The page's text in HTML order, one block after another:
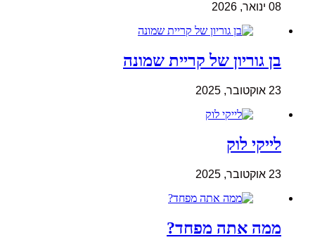
08 ינואר, 2026
בן גוריון של קריית שמונה
23 אוקטובר, 2025
לייקי לוק
23 אוקטובר, 2025
ממה אתה מפחד?